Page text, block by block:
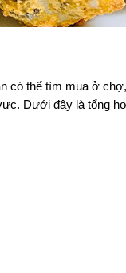
thể tìm mua ở
Dưới đây là tổng